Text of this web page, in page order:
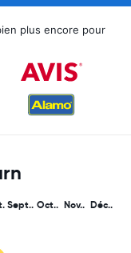
plus encore pour
Sept.. Oct.. Nov.. Déc..